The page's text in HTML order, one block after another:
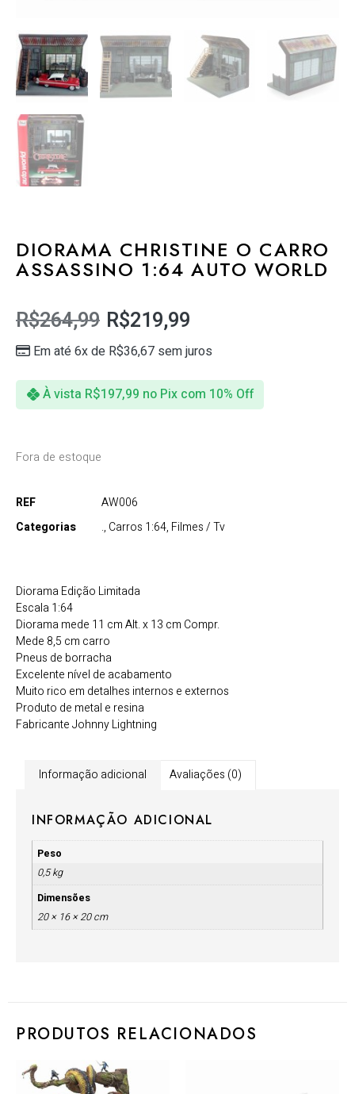
DIORAMA CHRISTINE O CARRO
ASSASSINO 1:64 AUTO WORLD
R$264,99 R$219,99
Em até 6x de R$36,67 sem juros
À vista R$197,99 no Pix com 10% Off
Fora de estoque
REF
AW006
Categorias
., Carros 1:64, Filmes / Tv
Diorama Edição Limitada
Escala 1:64
Diorama mede 11 cm Alt. x 13 cm Compr.
Mede 8,5 cm carro
Pneus de borracha
Excelente nível de acabamento
Muito rico em detalhes internos e externos
Produto de metal e resina
Fabricante Johnny Lightning
Informação adicional Avaliações (0)
INFORMAÇÃO ADICIONAL
Peso
0,5 kg
Dimensões
20 × 16 × 20 cm
PRODUTOS RELACIONADOS